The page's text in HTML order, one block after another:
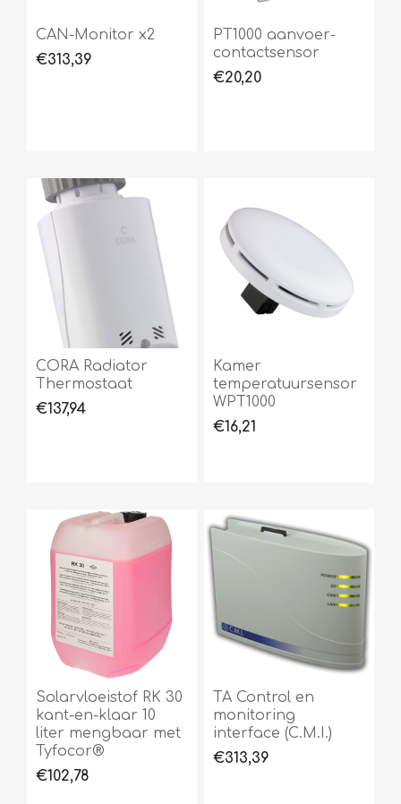
CAN-Monitor x2
€313,39
PT1000 aanvoer-
contactsensor
€20,20
CORA Radiator
Thermostaat
€137,94
Kamer
temperatuursensor
WPT1000
€16,21
Solarvloeistof RK 30
kant-en-klaar 10
liter mengbaar met
Tyfocor®
€102,78
TA Control en
monitoring
interface (C.M.I.)
€313,39